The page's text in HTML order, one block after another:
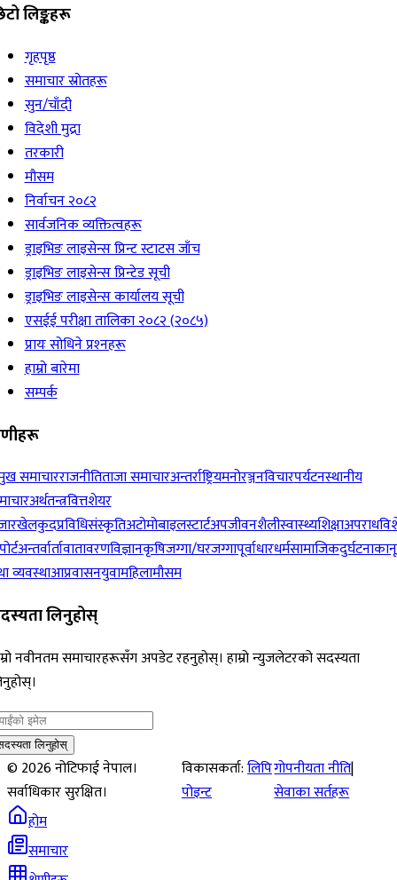
लिङ्कहरू
गृहपृष्ठ
समाचार स्रोतहरू
सुन/चाँदी
विदेशी मुद्रा
तरकारी
मौसम
निर्वाचन २०८२
सार्वजनिक व्यक्तित्वहरू
ड्राइभिङ लाइसेन्स प्रिन्ट स्टाटस जाँच
ड्राइभिङ लाइसेन्स प्रिन्टेड सूची
ड्राइभिङ लाइसेन्स कार्यालय सूची
एसईई परीक्षा तालिका २०८२ (२०८५)
प्रायः सोधिने प्रश्‍नहरू
हाम्रो बारेमा
सम्पर्क
समाचारराजनीतिताजा समाचारअन्तर्राष्ट्रियमनोरञ्जनविचारपर्यटनस्थानीय
अर्थतन्त्रवित्तशेयर
खेलकुदप्रविधिसंस्कृतिअटोमोबाइलस्टार्टअपजीवनशैलीस्वास्थ्यशिक्षाअपराध
अन्तर्वार्तावातावरणविज्ञानकृषिजग्गा/घरजग्गापूर्वाधारधर्मसामाजिकदुर्घटना
व्यवस्थाआप्रवासनयुवामहिलामौसम
लिनुहोस्
नवीनतम समाचारहरूसँग अपडेट रहनुहोस्। हाम्रो न्युजलेटरको सदस्यता
लिनुहोस्
©2026नोटिफाई नेपाल।
सर्वाधिकार सुरक्षित।
विकासकर्ता:लिपि
पोइन्ट
गोपनीयता नीति|
सेवाका सर्तहरू
होम
समाचार